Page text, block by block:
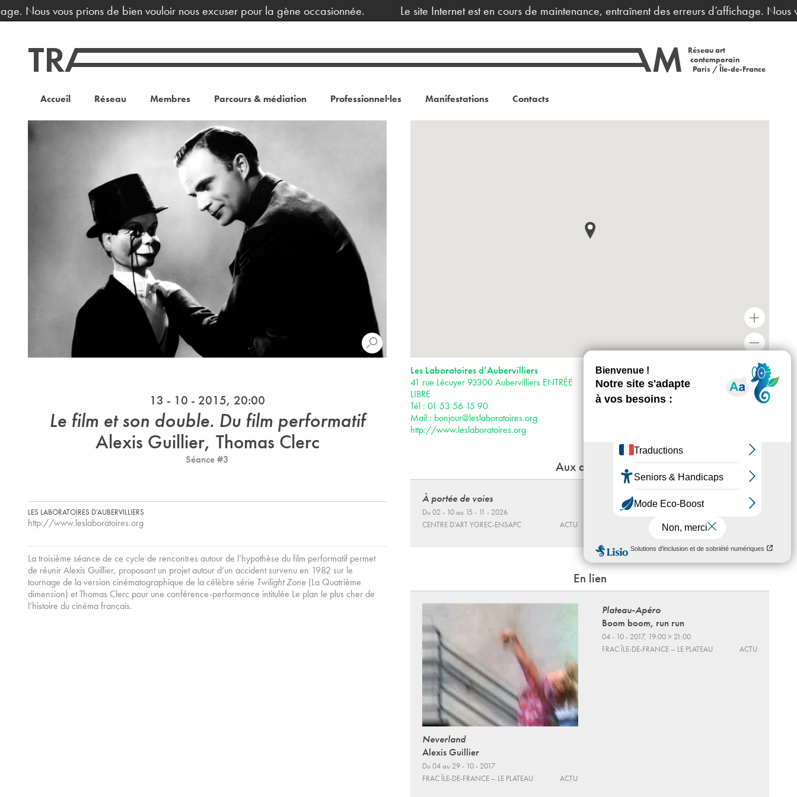
vous prions de bien vouloir nous excuser pour la gène occasionnée. Le site Internet est en cours de maintenance, entraînent des erreurs d’affichage. Nous
Réseau art
contemporain
Paris / Île-de-France
Accueil Réseau Membres Parcours & médiation Professionnel·les Manifestations Contacts
13 - 10 - 2015, 20:00
Le film et son double. Du film performatif
Alexis Guillier, Thomas Clerc
Séance #3
LES LABORATOIRES D’AUBERVILLIERS
http://www.leslaboratoires.org
La troisième séance de ce cycle de rencontres autour de l’hypothèse du film performatif permet
de réunir Alexis Guillier, proposant un projet autour d’un accident survenu en 1982 sur le
tournage de la version cinématographique de la célèbre série Twilight Zone (La Quatrième
dimension) et Thomas Clerc pour une conférence-performance intitulée Le plan le plus cher de
l’histoire du cinéma français.
+
-
Les Laboratoires d’Aubervilliers
41 rue Lécuyer 93300 Aubervilliers ENTRÉE
LIBRE
Tél : 01 53 56 15 90
Mail : bonjour@leslaboratoires.org
http://www.leslaboratoires.org
Horaires : Variables selon les évènements, se
reporter au site.
Accès :
· Métro 7
Aux alentours
À portée de voies
Du 02 - 10 au 15 - 11 - 2026
CENTRE D’ART YGREC-ENSAPC
ACTU
OSCILLATION
Du 12 - 06 au 19 - 09 - 2026
CENTRE D’ART YGREC-ENSAPC
En lien
Neverland
Alexis Guillier
Du 04 au 29 - 10 - 2017
FRAC ÎLE-DE-FRANCE – LE PLATEAU
ACTU
Plateau-Apéro
Boom boom, run run
04 - 10 - 2017, 19:00 > 21:00
FRAC ÎLE-DE-FRANCE – LE PLATEAU
ACTU